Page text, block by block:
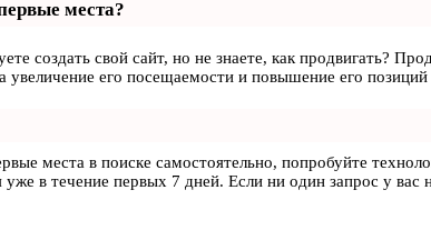
места?
создать свой сайт, но не знаете, как продвигать?
увеличение его посещаемости и повышение его
места в поиске самостоятельно, попробуйте
уже в течение первых 7 дней. Если ни один запрос у вас